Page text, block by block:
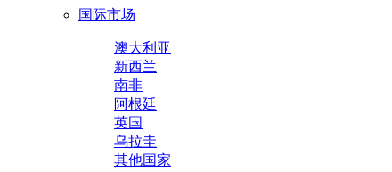
国际市场
澳大利亚
新西兰
南非
阿根廷
英国
乌拉圭
其他国家